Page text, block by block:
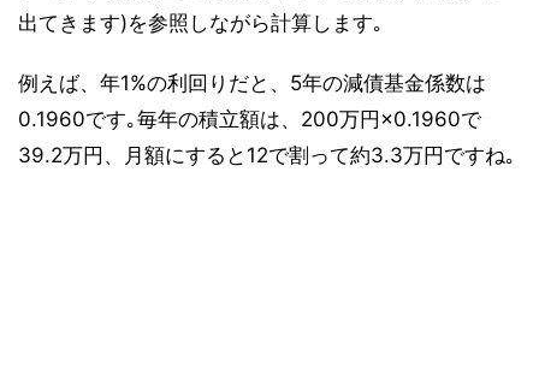
出てきます)を参照しながら計算します｡
例えば、年1%の利回りだと、5年の減債基金係数は
0.1960です｡毎年の積立額は、200万円×0.1960で
39.2万円、月額にすると12で割って約3.3万円ですね｡